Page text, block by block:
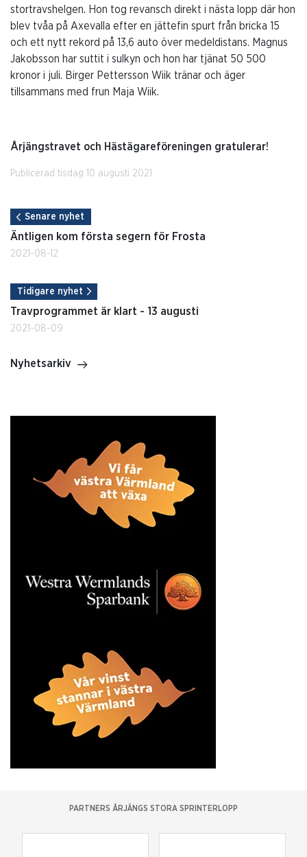
stortravshelgen. Hon tog revansch direkt i nästa lopp där hon
blev tvåa på Axevalla efter en jättefin spurt från bricka 15
och ett nytt rekord på 13,6 auto över medeldistans. Magnus
Jakobsson har suttit i sulkyn och hon har tjänat 50 500
kronor i juli. Birger Pettersson Wiik tränar och äger
tillsammans med frun Maja Wiik.
Årjängstravet och Hästägareföreningen gratulerar!
Publicerad tisdag 10 augusti 2021.
Senare nyhet
Äntligen kom första segern för Frosta
2021-08-12
Tidigare nyhet
Travprogrammet är klart - 13 augusti
2021-08-09
Nyhetsarkiv
PARTNERS ÅRJÄNGS STORA SPRINTERLOPP